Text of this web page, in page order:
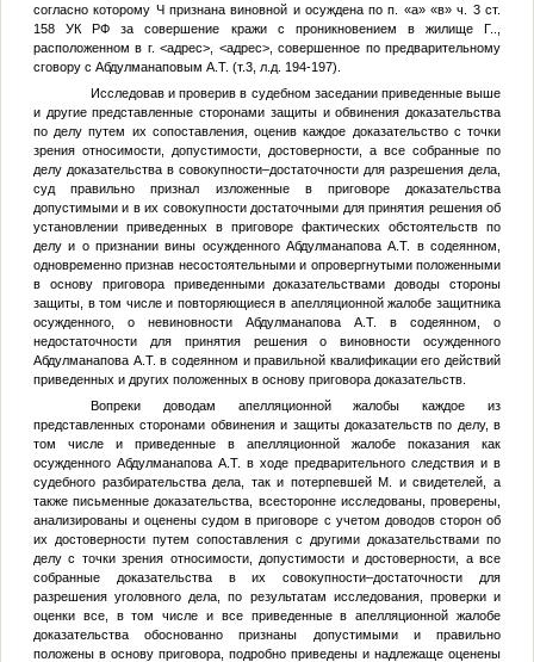
согласно которому Ч признана виновной и осуждена по п. «а» «в» ч. 3 ст.
158 УК РФ за совершение кражи с проникновением в жилище
Г.
расположенном в г.<адрес> <адрес>, совершенное по предварительному
сговору с Абдулманаповым А.Т. (т.3, л.д. 194-197).
Исследовав и проверив в судебном заседании приведенные выше
и другие представленные сторонами защиты и обвинения доказательства
по делу путем их сопоставления, оценив каждое доказательство с точки
зрения относимости, допустимости, достоверности, а все собранные по
делу доказательства в совокупности–достаточности для разрешения дела,
суд правильно признал изложенные в приговоре доказательства
допустимыми и в их совокупности достаточными для принятия решения об
установлении приведенных в приговоре фактических обстоятельств по
делу и о признании вины осужденного Абдулманапова А.Т. в содеянном,
одновременно признав несостоятельными и опровергнутыми положенными
в основу приговора приведенными доказательствами доводы стороны
защиты, в том числе и повторяющиеся в апелляционной жалобе защитника
осужденного, о невиновности Абдулманапова А.Т. в содеянном, о
недостаточности для принятия решения о виновности осужденного
Абдулманапова А.Т. в содеянном и правильной квалификации его действий
приведенных и других положенных в основу приговора доказательств.
Вопреки доводам апелляционной жалобы каждое из
представленных сторонами обвинения и защиты доказательств по делу, в
том числе и приведенные в апелляционной жалобе показания как
осужденного Абдулманапова А.Т. в ходе предварительного следствия и в
судебного разбирательства дела, так и потерпевшейМ.
и свидетелей, а
также письменные доказательства, всесторонне исследованы, проверены,
анализированы и оценены судом в приговоре с учетом доводов сторон об
их достоверности путем сопоставления с другими доказательствами по
делу с точки зрения относимости, допустимости и достоверности, а все
собранные доказательства в их совокупности–достаточности для
разрешения уголовного дела, по результатам исследования, проверки и
оценки все, в том числе и все приведенные в апелляционной жалобе
доказательства обоснованно признаны допустимыми и правильно
положены в основу приговора, подробно приведены и надлежаще оценены